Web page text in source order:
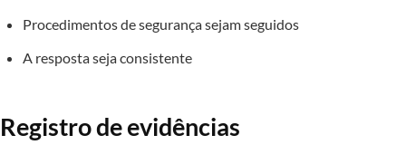
Procedimentos de segurança sejam seguidos
A resposta seja consistente
Registro de evidências